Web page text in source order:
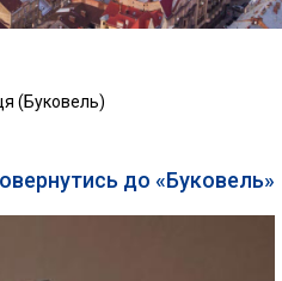
(Буковель)
до «Буковель»